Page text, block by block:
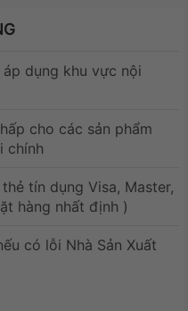
dụng khu vực nội
cho các sản phẩm
chính
tín dụng Visa, Master,
hàng nhất định )
có lỗi Nhà Sản Xuất